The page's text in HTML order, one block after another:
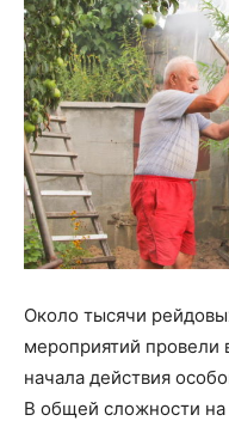
Около тысячи
мероприятий
начала действия
В общей сложности на